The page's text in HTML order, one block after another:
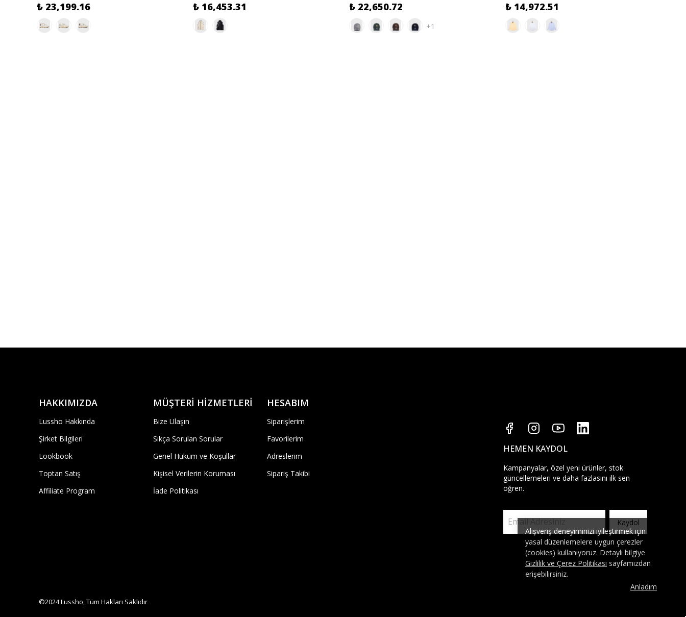
Alışveriş deneyiminizi iyileştirmek için
yasal düzenlemelere uygun çerezler
(cookies) kullanıyoruz. Detaylı bilgiye
Gizlilik ve Çerez Politikası sayfamızdan
erişebilirsiniz.
Anladım
₺ 23,199.16 ₺ 16,453.31 ₺ 22,650.72
+1
₺ 14,972.51
HAKKIMIZDA
Lussho Hakkında
Şirket Bilgileri
Lookbook
Toptan Satış
Affiliate Program
MÜŞTERİ HİZMETLERİ
Bize Ulaşın
Sıkça Sorulan Sorular
Genel Hüküm ve Koşullar
Kişisel Verilerin Koruması
İade Politikası
HESABIM
Siparişlerim
Favorilerim
Adreslerim
Sipariş Takibi
HEMEN KAYDOL
Kampanyalar, özel yeni ürünler, stok
güncellemeleri ve daha fazlasını ilk sen
öğren.
Kaydol
©2024 Lussho, Tüm Hakları Saklıdır